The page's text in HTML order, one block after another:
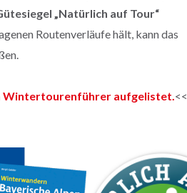
„Natürlich auf Tour“
Routenverläufe hält, kann das
Wintertourenführer aufgelistet. <<